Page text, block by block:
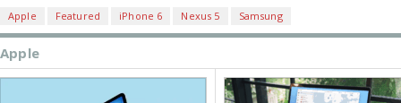
Apple Featured iPhone 6 Nexus 5 Samsung
Apple